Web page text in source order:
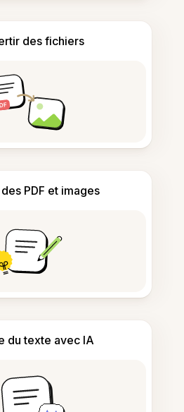
des fichiers
PDF et images
du texte avec IA